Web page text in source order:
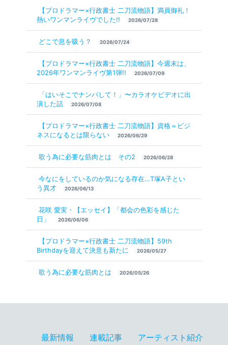
【プロドラマー×行政書士 二刀流物語】満員御礼！
熱いワンマンライヴでした!!
2026/07/28
どこで息を吸う？ 2026/07/24
【プロドラマー×行政書士 二刀流物語】今週末は、
2026年ワンマンライヴ第1弾!!
2026/07/09
「はいそこでナンパして！」〜カラオケビデオに出
演した話
2026/07/08
【プロドラマー×行政書士 二刀流物語】資格＝ビジ
ネスになるとは限らない
2026/06/29
歌う為に必要な筋肉とは その2 2026/06/28
今なにをしているのか気になる存在…T塚A子とい
う異才
2026/06/13
花咲 愛実・【エッセイ】「都会の色彩を感じた
日」
2026/06/06
【プロドラマー×行政書士 二刀流物語】59th
Birthdayを迎えて決意も新たに
2026/05/27
歌う為に必要な筋肉とは 2026/05/26
最新情報 連載記事 アーティスト紹介